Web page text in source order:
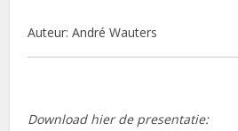
Auteur: André Wauters
Download hier de presentatie: